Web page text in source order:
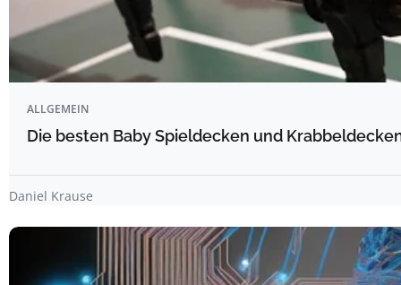
ALLGEMEIN
Die besten Baby Spieldecken und
Daniel Krause